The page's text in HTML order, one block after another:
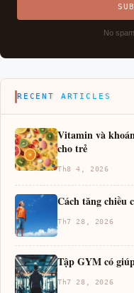
No
RECENT ARTICLES
Vitamin và
cho trẻ
Th8 4, 2026
Cách tăng chiều
Th7 28, 2026
Tập GYM có
Th7 28, 2026